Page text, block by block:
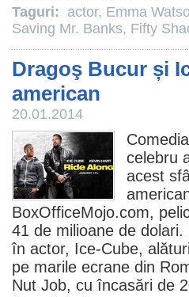
Taguri: actor, Emma
Saving Mr. Banks, Fifty
Dragoş Bucur și
american
20.01.2014
celebru
acest
BoxOfficeMojo.com,
41 de milioane de
în actor, Ice-Cube,
pe marile ecrane din
Nut Job, cu încasări de